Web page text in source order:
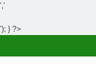
','
'); } ?>